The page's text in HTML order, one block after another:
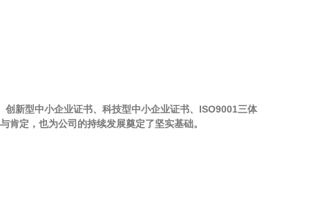
新型中小企业证书、科技型中小企业证书、ISO9001三体
定，也为公司的持续发展奠定了坚实基础。